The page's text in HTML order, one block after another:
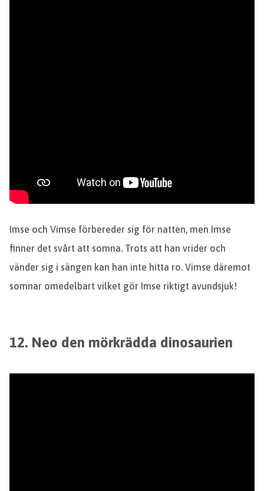
Imse och Vimse förbereder sig för natten, men Imse
finner det svårt att somna. Trots att han vrider och
vänder sig i sängen kan han inte hitta ro. Vimse däremot
somnar omedelbart vilket gör Imse riktigt avundsjuk!
12. Neo den mörkrädda dinosaurien